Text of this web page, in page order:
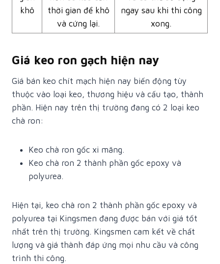
khô
thời gian để khô
và cứng lại.
ngay sau khi thi công
xong.
Giá keo ron gạch hiện nay
Giá bán keo chít mạch hiện nay biến động tùy
thuộc vào loại keo, thương hiệu và cấu tạo, thành
phần. Hiện nay trên thị trường đang có 2 loại keo
chà ron:
Keo chà ron gốc xi măng.
Keo chà ron 2 thành phần gốc epoxy và
polyurea.
Hiện tại, keo chà ron 2 thành phần gốc epoxy và
polyurea tại Kingsmen đang được bán với giá tốt
nhất trên thị trường. Kingsmen cam kết về chất
lượng và giá thành đáp ứng mọi nhu cầu và công
trình thi công.